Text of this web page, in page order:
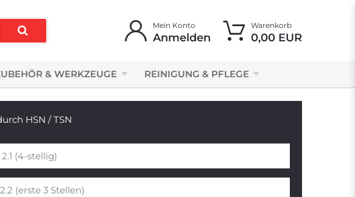
Mein Konto
Anmelden
Warenkorb
0,00 EUR
& WERKZEUGE REINIGUNG & PFLEGE
HSN / TSN